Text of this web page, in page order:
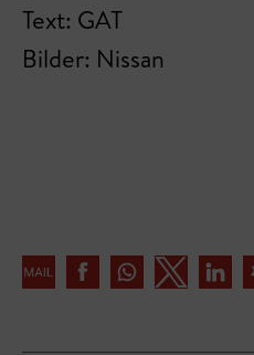
Text: GAT
Bilder: Nissan